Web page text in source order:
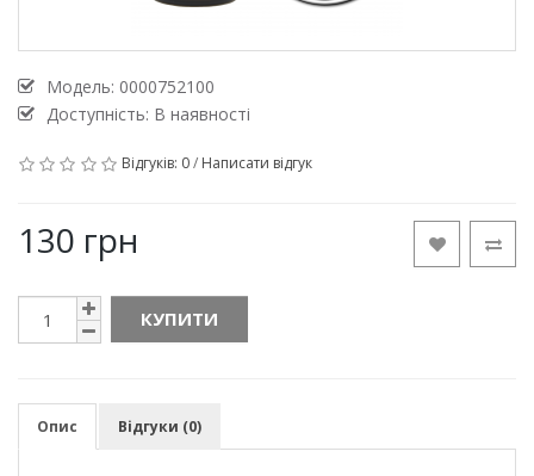
Модель: 0000752100
Доступність: В наявності
Відгуків: 0/ Написати відгук
130 грн
КУПИТИ
Опис Відгуки (0)